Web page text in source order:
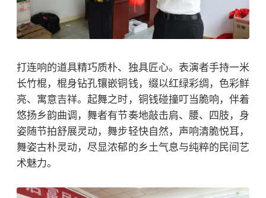
打连响的道具精巧质朴、独具匠心。表演者手持一米
长竹棍，棍身钻孔镶嵌铜钱，缀以红绿彩绸，色彩鲜
亮、寓意吉祥。起舞之时，铜钱碰撞叮当脆响，伴着
悠扬乡韵曲调，舞者有节奏地敲击肩、腰、四肢，身
姿随节拍舒展灵动，舞步轻快自然，声响清脆悦耳，
舞姿古朴灵动，尽显浓郁的乡土气息与纯粹的民间艺
术魅力。